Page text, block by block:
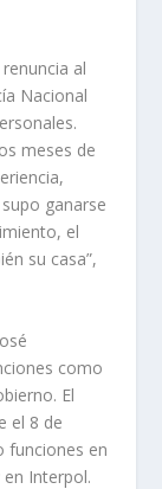
al
Nacional
meses de
ganarse
el
su casa”,
como
El
el 8 de
funciones en
Interpol.